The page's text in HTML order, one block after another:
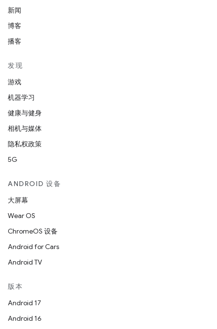
新闻
博客
播客
发现
游戏
机器学习
健康与健身
相机与媒体
隐私权政策
5G
ANDROID 设备
大屏幕
Wear OS
ChromeOS 设备
Android for Cars
Android TV
版本
Android 17
Android 16